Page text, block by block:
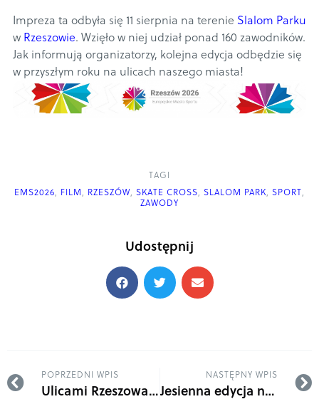
Impreza ta odbyła się 11 sierpnia na terenie Slalom Parku
w Rzeszowie. Wzięło w niej udział ponad 160 zawodników.
Jak informują organizatorzy, kolejna edycja odbędzie się
w przyszłym roku na ulicach naszego miasta!
TAGI
EMS2026, FILM, RZESZÓW, SKATE CROSS, SLALOM PARK, SPORT,
ZAWODY
Udostępnij
POPRZEDNI WPIS
Ulicami Rzeszowa na rolkach i rowerach!
NASTĘPNY WPIS
Jesienna edycja naszych zawodów już wkrótce!